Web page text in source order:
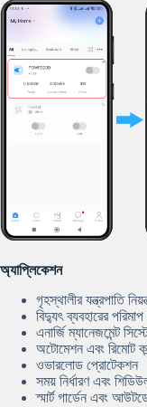
অ্যাপ্লিকেশন
গৃহস্থালীর যন্ত্রপাতি
বিদ্যুৎ ব্যবহারের
এনার্জি ম্যানেজমেন্ট
অটোমেশন এবং রিমোট
ওভারলোড প্রোটেকশন
সময় নির্ধারণ এবং
স্মার্ট গার্ডেন এবং